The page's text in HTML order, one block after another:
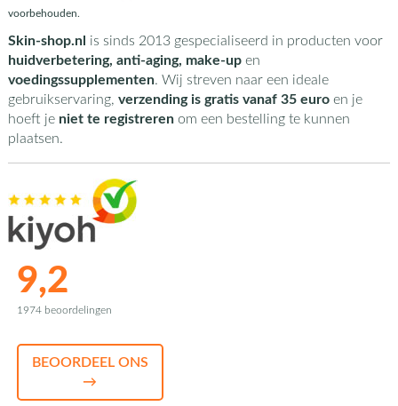
voorbehouden.
Skin-shop.nl is sinds 2013 gespecialiseerd in producten voor
huidverbetering, anti-aging, make-upen
voedingssupplementen. Wij streven naar een ideale
gebruikservaring, verzending is gratis vanaf 35 euroen je
hoeft je niet te registrerenom een bestelling te kunnen
plaatsen.
9,2
1974 beoordelingen
BEOORDEEL ONS
→